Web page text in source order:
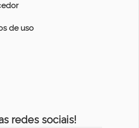
de uso
redes sociais!